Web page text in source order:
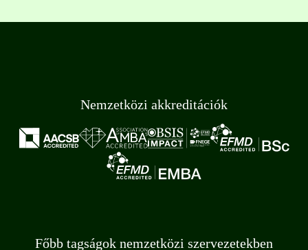
Nemzetközi akkreditációk
Főbb tagságok nemzetközi szervezetekben